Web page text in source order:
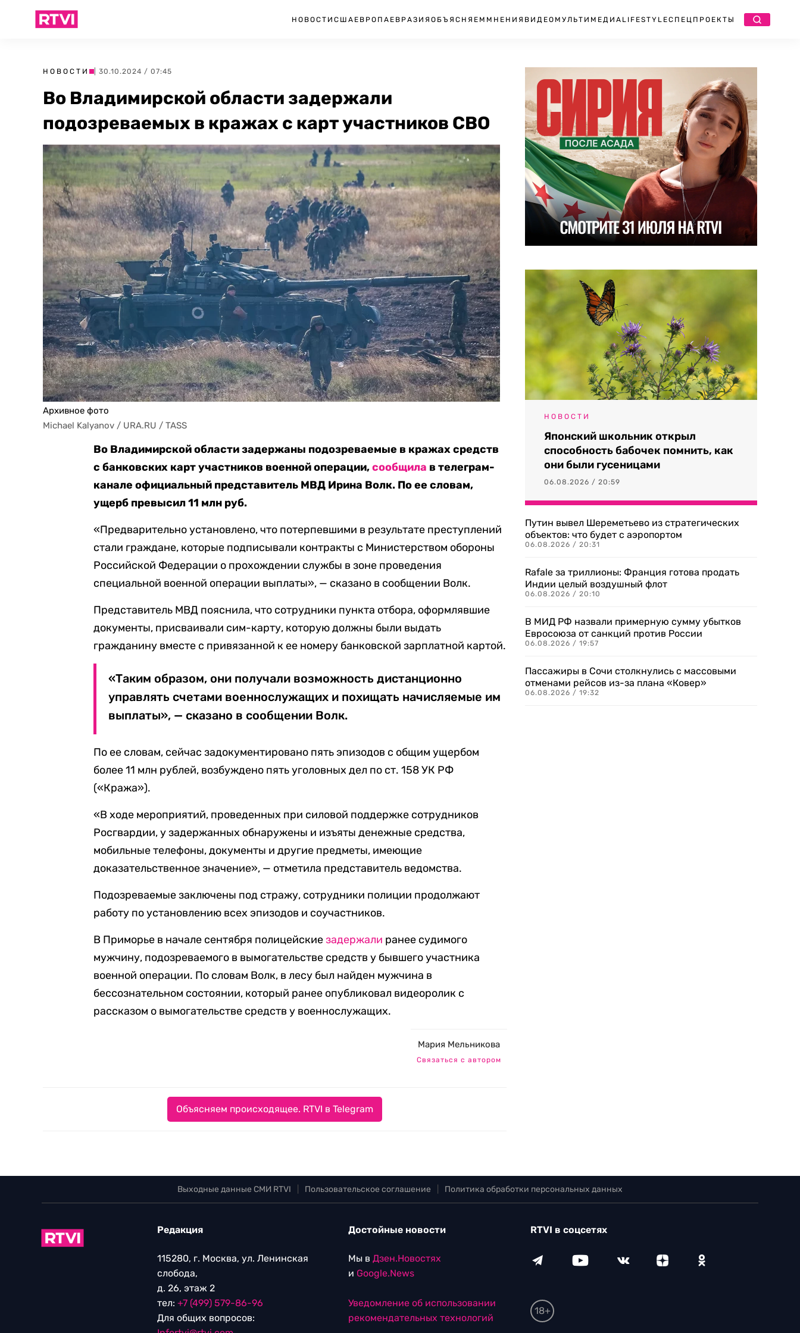
НОВОСТИ США ЕВРОПА ЕВРАЗИЯ ОБЪЯСНЯЕМ МНЕНИЯ ВИДЕО МУЛЬТИМЕДИА LIFESTYLEСПЕЦПРОЕКТЫ
НОВОСТИ | 30.10.2024 / 07:45
Во Владимирской области задержали
подозреваемых в кражах с карт участников СВО
Архивное фото
Michael Kalyanov / URA.RU / TASS
Во Владимирской области задержаны подозреваемые в кражах средств
с банковских карт участников военной операции,сообщила в телеграм-
канале официальный представитель МВД Ирина Волк. По ее словам,
ущерб превысил 11 млн руб.
«Предварительно установлено, что потерпевшими в результате преступлений
стали граждане, которые подписывали контракты с Министерством обороны
Российской Федерации о прохождении службы в зоне проведения
специальной военной операции выплаты», — сказано в сообщении Волк.
Представитель МВД пояснила, что сотрудники пункта отбора, оформлявшие
документы, присваивали сим-карту, которую должны были выдать
гражданину вместе с привязанной к ее номеру банковской зарплатной картой.
«Таким образом, они получали возможность дистанционно
управлять счетами военнослужащих и похищать начисляемые им
выплаты», — сказано в сообщении Волк.
По ее словам, сейчас задокументировано пять эпизодов с общим ущербом
более 11 млн рублей, возбуждено пять уголовных дел по ст. 158 УК РФ
(«Кража»).
«В ходе мероприятий, проведенных при силовой поддержке сотрудников
Росгвардии, у задержанных обнаружены и изъяты денежные средства,
мобильные телефоны, документы и другие предметы, имеющие
доказательственное значение», — отметила представитель ведомства.
Подозреваемые заключены под стражу, сотрудники полиции продолжают
работу по установлению всех эпизодов и соучастников.
В Приморье в начале сентября полицейскиезадержали ранее судимого
мужчину, подозреваемого в вымогательстве средств у бывшего участника
военной операции. По словам Волк, в лесу был найден мужчина в
бессознательном состоянии, который ранее опубликовал видеоролик с
рассказом о вымогательстве средств у военнослужащих.
Мария Мельникова
Связаться с автором
Объясняем происходящее. RTVI в Telegram
НОВОСТИ
Японский школьник открыл
способность бабочек помнить, как
они были гусеницами
06.08.2026 / 20:59
Путин вывел Шереметьево из стратегических
объектов: что будет с аэропортом
06.08.2026 / 20:31
Rafale за триллионы: Франция готова продать
Индии целый воздушный флот
06.08.2026 / 20:10
В МИД РФ назвали примерную сумму убытков
Евросоюза от санкций против России
06.08.2026 / 19:57
Пассажиры в Сочи столкнулись с массовыми
отменами рейсов из-за плана «Ковер»
06.08.2026 / 19:32
Выходные данные СМИ RTVI Пользовательское соглашение Политика обработки персональных данных
Редакция
115280, г. Москва, ул. Ленинская
слобода,
д. 26, этаж 2
тел: +7 (499) 579-86-96
Для общих вопросов:
Достойные новости
Мы в Дзен.Новостях
и Google.News
Уведомление об использовании
рекомендательных технологий
RTVI в соцсетях
18+